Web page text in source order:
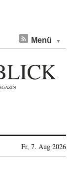
Menü
Fr, 7. Aug 2026